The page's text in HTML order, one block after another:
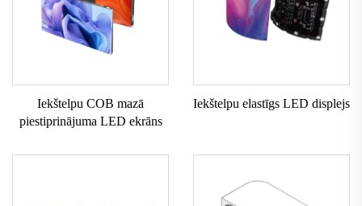
Iekštelpu COB mazā
piestiprinājuma LED ekrāns
Iekštelpu elastīgs LED displejs